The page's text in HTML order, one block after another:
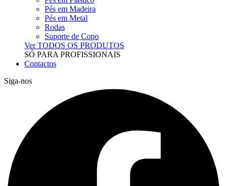
Pés em Madeira
Pés em Metal
Rodas
Suporte de Copo
Ver TODOS OS PRODUTOS
SÓ PARA PROFISSIONAIS
Contactos
Siga-nos